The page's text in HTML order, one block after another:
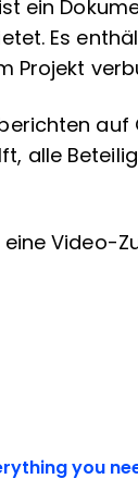
ein
Es
Projekt
auf
alle
eine Video-
you